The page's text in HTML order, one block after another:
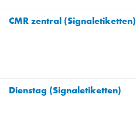
CMR zentral (Signaletiketten)
Dienstag (Signaletiketten)